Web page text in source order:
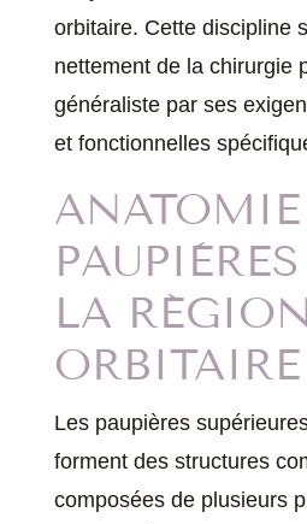
orbitaire. Cette discipline
nettement de la chirurgie
généraliste par ses
et fonctionnelles
ANATOMIE
LA
ORBITAIRE
Les paupières
forment des structures
composées de plusieurs